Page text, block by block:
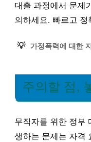
대출 과정에서 문제
의하세요. 빠르고
💡 가정폭력에 대한
주의할 점,
무직자를 위한 정부
생하는 문제는 자격